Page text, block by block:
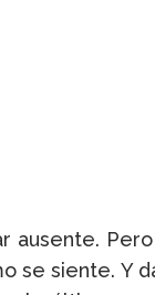
ausente.
se siente. Y